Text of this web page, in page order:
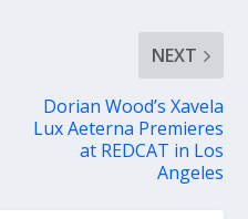
NEXT
Dorian Wood’s Xavela
Lux Aeterna Premieres
at REDCAT in Los
Angeles